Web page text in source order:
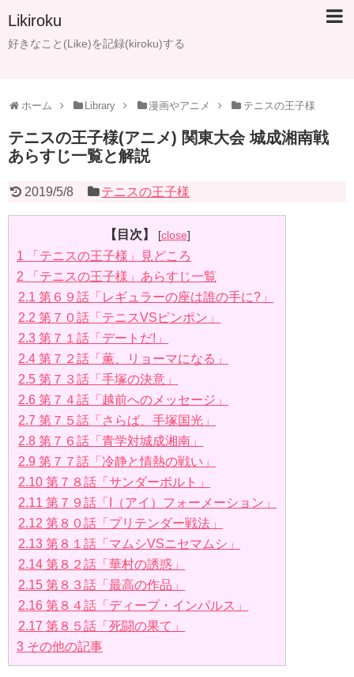
Likiroku
好きなこと(Like)を記録(kiroku)する
ホーム Library 漫画やアニメ テニスの王子様
テニスの王子様(アニメ) 関東大会 城成湘南戦
あらすじ一覧と解説
2019/5/8 テニスの王子様
【目次】 [close]
1 「テニスの王子様」見どころ
2 「テニスの王子様」あらすじ一覧
2.1 第６９話「レギュラーの座は誰の手に?」
2.2 第７０話「テニスVSピンポン」
2.3 第７１話「デートだ!」
2.4 第７２話「薫、リョーマになる」
2.5 第７３話「手塚の決意」
2.6 第７４話「越前へのメッセージ」
2.7 第７５話「さらば、手塚国光」
2.8 第７６話「青学対城成湘南」
2.9 第７７話「冷静と情熱の戦い」
2.10 第７８話「サンダーボルト」
2.11 第７９話「I（アイ）フォーメーション」
2.12 第８０話「プリテンダー戦法」
2.13 第８１話「マムシVSニセマムシ」
2.14 第８２話「華村の誘惑」
2.15 第８３話「最高の作品」
2.16 第８４話「ディープ・インパルス」
2.17 第８５話「死闘の果て」
3 その他の記事